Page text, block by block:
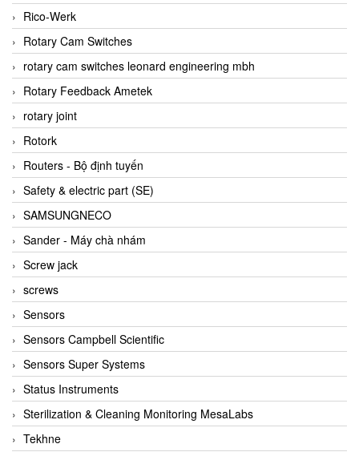
Boneng
Bopp & Reuther Messtechnik
Bosch
Boydcorp
BRAUN Vietnam
Brinkmann Pumpen
BRONKHORST
Brook Instrument
Brooks Instrument Vietnam
Buhler
BURLING INSTRUMENTS
Burster
BUSCHJOST
Calectro
Campbell Scientific
Canneed Vietnam
Cantoni
CAPS
Rico-Werk
Rotary Cam Switches
rotary cam switches leonard engineering mbh
Rotary Feedback Ametek
rotary joint
Rotork
Routers - Bộ định tuyến
Safety & electric part (SE)
SAMSUNGNECO
Sander - Máy chà nhám
Screw jack
screws
Sensors
Sensors Campbell Scientific
Sensors Super Systems
Status Instruments
Sterilization & Cleaning Monitoring MesaLabs
Tekhne